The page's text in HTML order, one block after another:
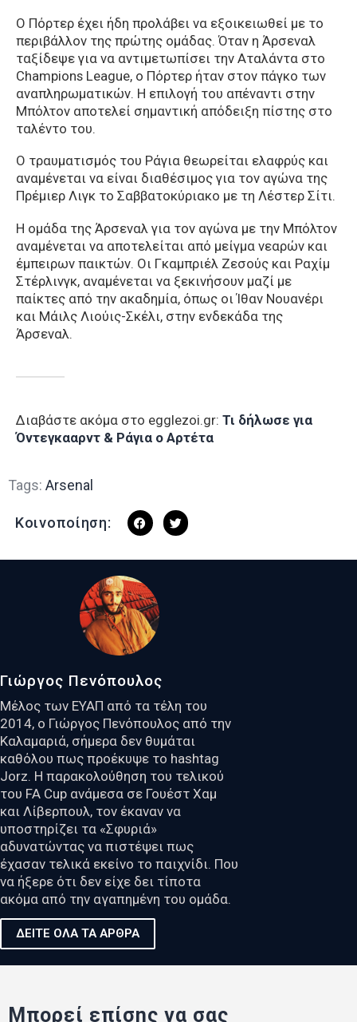
Ο Πόρτερ έχει ήδη προλάβει να εξοικειωθεί με το
περιβάλλον της πρώτης ομάδας. Όταν η Άρσεναλ
ταξίδεψε για να αντιμετωπίσει την Αταλάντα στο
Champions League, ο Πόρτερ ήταν στον πάγκο των
αναπληρωματικών. Η επιλογή του απέναντι στην
Μπόλτον αποτελεί σημαντική απόδειξη πίστης στο
ταλέντο του.
Ο τραυματισμός του Ράγια θεωρείται ελαφρύς και
αναμένεται να είναι διαθέσιμος για τον αγώνα της
Πρέμιερ Λιγκ το Σαββατοκύριακο με τη Λέστερ Σίτι.
Η ομάδα της Άρσεναλ για τον αγώνα με την Μπόλτον
αναμένεται να αποτελείται από μείγμα νεαρών και
έμπειρων παικτών. Οι Γκαμπριέλ Ζεσούς και Ραχίμ
Στέρλινγκ, αναμένεται να ξεκινήσουν μαζί με
παίκτες από την ακαδημία, όπως οι Ίθαν Νουανέρι
και Μάιλς Λιούις-Σκέλι, στην ενδεκάδα της
Άρσεναλ.
Διαβάστε ακόμα στο egglezoi.gr: Τι δήλωσε για
Όντεγκααρντ & Ράγια ο Αρτέτα
Tags: Arsenal
Κοινοποίηση:
Γιώργος Πενόπουλος
Μέλος των ΕΥΑΠ από τα τέλη του
2014, ο Γιώργος Πενόπουλος από την
Καλαμαριά, σήμερα δεν θυμάται
καθόλου πως προέκυψε το hashtag
Jorz. Η παρακολούθηση του τελικού
του FA Cup ανάμεσα σε Γουέστ Χαμ
και Λίβερπουλ, τον έκαναν να
υποστηρίζει τα «Σφυριά»
αδυνατώντας να πιστέψει πως
έχασαν τελικά εκείνο το παιχνίδι. Που
να ήξερε ότι δεν είχε δει τίποτα
ακόμα από την αγαπημένη του ομάδα.
ΔΕΙΤΕ ΟΛΑ ΤΑ ΑΡΘΡΑ
Μπορεί επίσης να σας